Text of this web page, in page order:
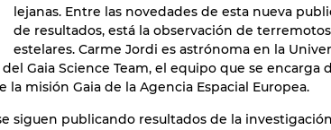
lejanas. Entre las novedades de esta nueva
de resultados, está la observación de terremotos
estelares. Carme Jordi es astrónoma en la
Gaia Science Team, el equipo que se encarga
la misión Gaia de la Agencia Espacial Europea.
siguen publicando resultados de la